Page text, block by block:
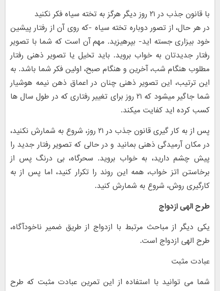
با قانون جذب در ۲۱ روز دیگر هرگز به تخته سیاه فکر نکنید
در هر حال، از تصور دوباره تخته سیاه -که روی آن از رفتار پیشین
خود بیزاری جسته اید- بپرهیزید. مهم آن است که شما با تصویر
رفتار جدیدتان به خواب بروید. باید تخیل یا تصویر ذهنی رفتار
مطلوب هنگام شب، آخرین و هنگام صبح، اولین فکر شما باشد. به
این ترتیب، این تصویر ذهنی چنان در اعماق ذهن نیمه هوشیار
شما جاگیر میشود که ۲۱ روز برای تغییر رفتاری که در طول سال ها
کسب کرده اید کفایت میکند.
پس از به کار گیری قانون جذب در ۲۱ روز، شروع به شمارش نکنید،
در مکان آرمیدگی ذهنی بمانید و در حالی که تصویر رفتار جدید را
پیش چشم دارید، به خواب بروید. سحرگاه، بی درنگ پس از
برخاستن اتز خواب، همه این روند را تکرار کنید، اما پس از به
کارگیری روش، شروع به شمارش کنید.
طرح الهی ازدواج
یکی دیگر از مباحث مرتبط با ازدواج از طریق ضمیر ناخودآگاه،
طرح الهی ازدواج است.
عبادت مثبت
شما می توانید با استفاده از این تمرین عبادت مثبت که طرح